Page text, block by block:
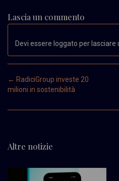
Lascia un commento
Devi essere loggato per lasciare
Post navigation
← RadiciGroup investe 20
milioni in sostenibilità
Altre notizie